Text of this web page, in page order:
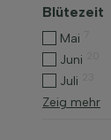
Blütezeit
Mai
Juni
Juli
Zeig mehr